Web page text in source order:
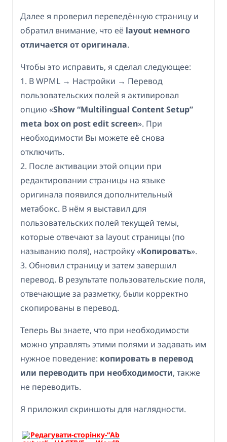
Далее я проверил переведённую страницу и
обратил внимание, что её layout немного
отличается от оригинала.
Чтобы это исправить, я сделал следующее:
1. В WPML → Настройки → Перевод
пользовательских полей я активировал
опцию «Show “Multilingual Content Setup”
meta box on post edit screen». При
необходимости Вы можете её снова
отключить.
2. После активации этой опции при
редактировании страницы на языке
оригинала появился дополнительный
метабокс. В нём я выставил для
пользовательских полей текущей темы,
которые отвечают за layout страницы (по
называнию поля), настройку «Копировать».
3. Обновил страницу и затем завершил
перевод. В результате пользовательские поля,
отвечающие за разметку, были корректно
скопированы в перевод.
Теперь Вы знаете, что при необходимости
можно управлять этими полями и задавать им
нужное поведение: копировать в перевод
или переводить при необходимости, также
не переводить.
Я приложил скриншоты для наглядности.